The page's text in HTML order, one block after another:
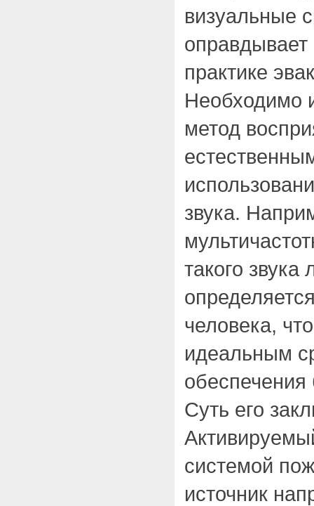
визуальные
практике
Необходимо
метод
звука.
такого звука
человека,
идеальным
обеспечения
Суть его
системой
источник